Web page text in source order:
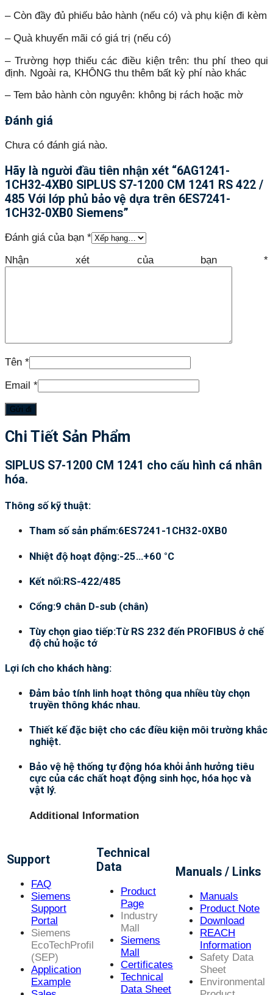
– Còn đầy đủ phiếu bảo hành (nếu có) và phụ kiện đi kèm
– Quà khuyến mãi có giá trị (nếu có)
– Trường hợp thiếu các điều kiện trên: thu phí theo qui
định. Ngoài ra, KHÔNG thu thêm bất kỳ phí nào khác
– Tem bảo hành còn nguyên: không bị rách hoặc mờ
Đánh giá
Chưa có đánh giá nào.
Hãy là người đầu tiên nhận xét “6AG1241-
1CH32-4XB0 SIPLUS S7-1200 CM 1241 RS 422 /
485 Với lớp phủ bảo vệ dựa trên 6ES7241-
1CH32-0XB0 Siemens”
Đánh giá của bạn *
Nhận xét của bạn *
Tên *
Email *
Chi Tiết Sản Phẩm
SIPLUS S7-1200 CM 1241 cho cấu hình cá nhân
hóa.
Thông số kỹ thuật:
Tham số sản phẩm:6ES7241-1CH32-0XB0
Nhiệt độ hoạt động:-25…+60 °C
Kết nối:RS-422/485
Cổng:9 chân D-sub (chân)
Tùy chọn giao tiếp:Từ RS 232 đến PROFIBUS ở chế
độ chủ hoặc tớ
Lợi ích cho khách hàng:
Đảm bảo tính linh hoạt thông qua nhiều tùy chọn
truyền thông khác nhau.
Thiết kế đặc biệt cho các điều kiện môi trường khắc
nghiệt.
Bảo vệ hệ thống tự động hóa khỏi ảnh hưởng tiêu
cực của các chất hoạt động sinh học, hóa học và
vật lý.
Additional Information
Support
FAQ
Siemens
Support
Portal
Siemens
EcoTechProfil
(SEP)
Application
Example
Technical
Data
Product
Page
Industry
Mall
Siemens
Mall
Certificates
Technical
Data Sheet
Manuals / Links
Manuals
Product Note
Download
REACH
Information
Safety Data
Sheet
Environmental